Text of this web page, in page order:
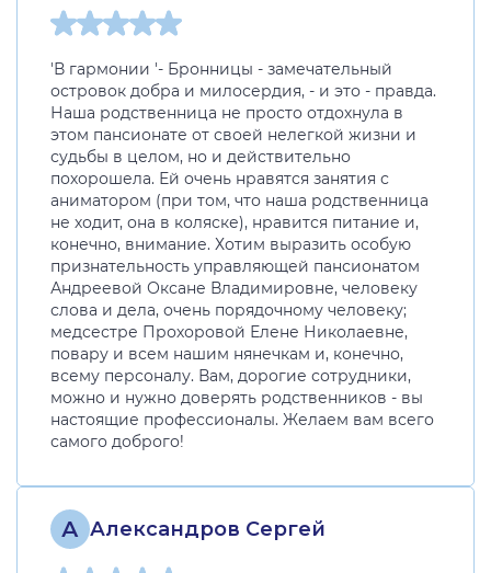
'В гармонии '- Бронницы - замечательный
островок добра и милосердия, - и это - правда.
Наша родственница не просто отдохнула в
этом пансионате от своей нелегкой жизни и
судьбы в целом, но и действительно
похорошела. Ей очень нравятся занятия с
аниматором (при том, что наша родственница
не ходит, она в коляске), нравится питание и,
конечно, внимание. Хотим выразить особую
признательность управляющей пансионатом
Андреевой Оксане Владимировне, человеку
слова и дела, очень порядочному человеку;
медсестре Прохоровой Елене Николаевне,
повару и всем нашим нянечкам и, конечно,
всему персоналу. Вам, дорогие сотрудники,
можно и нужно доверять родственников - вы
настоящие профессионалы. Желаем вам всего
самого доброго!
А Александров Сергей